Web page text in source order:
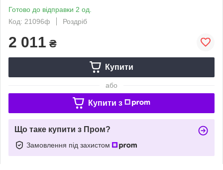
Готово до відправки 2 од.
Код: 21096ф
Роздріб
2 011 ₴
Купити
або
Купити з
Що таке купити з Пром?
Замовлення під захистом